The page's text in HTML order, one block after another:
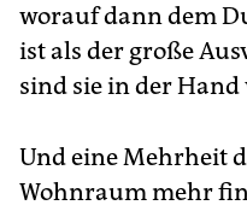
worauf dann dem
ist als der große
sind sie in der
Und eine Mehrheit
Wohnraum mehr